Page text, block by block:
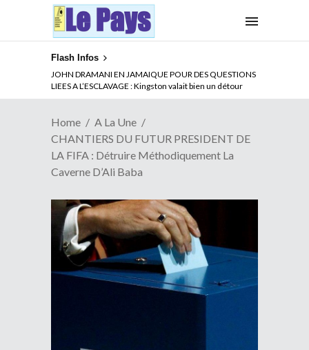
Flash Infos
ABSENCE PROLONGEE DE PAUL BIYA DU CAMEROUN :
Qui pilote le Cameroun ?
Home
A La Une
CHANTIERS DU FUTUR PRESIDENT DE
LA FIFA : Détruire Méthodiquement La
Caverne D’Ali Baba